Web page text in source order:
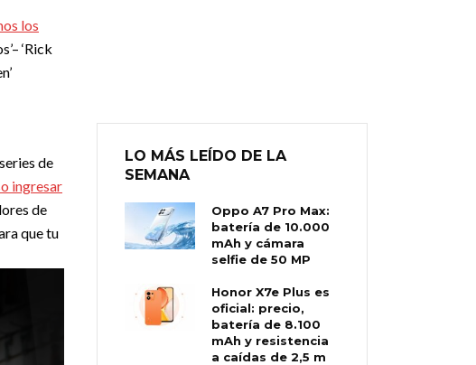
los
– ‘Rick
de
ingresar
de
que tu
LO MÁS LEÍDO DE LA
SEMANA
Oppo A7 Pro Max:
batería de 10.000
mAh y cámara
selfie de 50 MP
Honor X7e Plus es
oficial: precio,
batería de 8.100
mAh y resistencia
a caídas de 2,5 m